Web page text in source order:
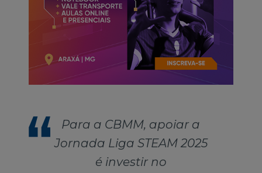
Para a CBMM, apoiar a
Jornada Liga STEAM 2025
é investir no